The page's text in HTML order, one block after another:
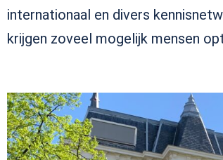
internationaal en divers
krijgen zoveel mogelijk mensen